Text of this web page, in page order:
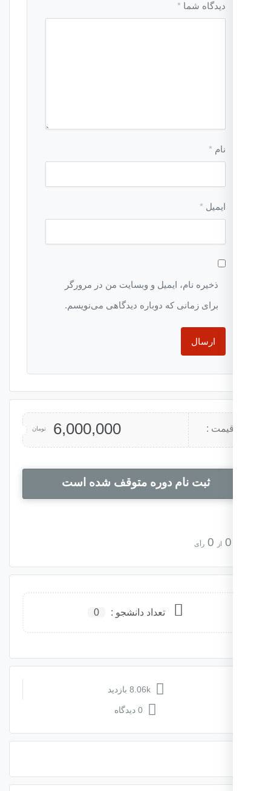
دیدگاه شما*
ذخیره نام، ایمیل و وبسایت من در مرورگر
برای زمانی که دوباره دیدگاهی می‌نویسم.
6,000,000 تومان
ثبت نام دوره متوقف شده است
تعداد دانشجو : 0